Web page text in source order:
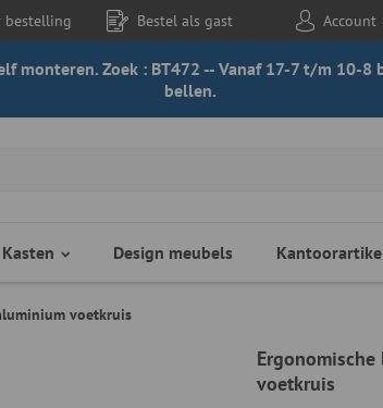
bestelling Bestel als gast Account
monteren. Zoek : BT472 -- Vanaf 17-7 t/m 10-
bellen.
Kasten Design meubels
voetkruis
voetkruis